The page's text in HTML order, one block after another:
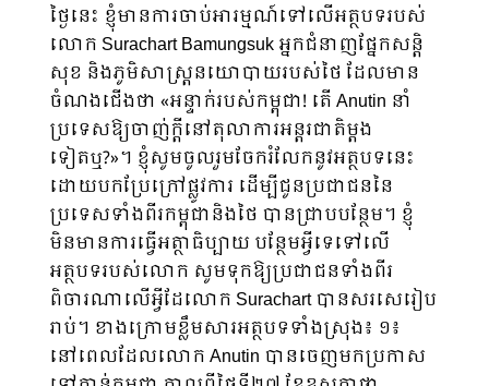
ថ្ងៃនេះ ខ្ញុំមានការចាប់អារម្មណ៍ទៅលើអត្ថបទរបស់
លោក Surachart Bamungsuk អ្នក​ជំនាញ​ផ្នែកសន្តិ
សុខ និងភូមិសាស្ត្រនយោបាយរបស់ថៃ ដែលមាន
ចំណងជើង​ថា «អន្ទាក់​របស់កម្ពុជា! តើ Anutin នាំ
ប្រទេសឱ្យចាញ់ក្តីនៅតុលាការអន្តរជាតិម្តង
ទៀតឬ?»។ ខ្ញុំសូម​ចូលរួមចែករំលែក​នូវ​អត្ថបទ​នេះ
ដោយបកប្រែក្រៅផ្លូវការ ដើម្បីជូនប្រជាជននៃ
ប្រទេស​ទាំងពីរ​កម្ពុជានិងថៃ បាន​ជ្រាប​បន្ថែម។ ខ្ញុំ
មិនមានការធ្វើអត្ថាធិប្បាយ បន្ថែមអ្វីទេទៅ​លើ
អត្ថបទ​របស់លោក សូមទុកឱ្យ​ប្រជា​ជនទាំងពីរ
ពិចារណាលើអ្វីដែលោក Surachart បានសរសេរៀប
រាប់។ ខាងក្រោមខ្លឹមសារអត្ថបទទាំងស្រុង៖ ១៖
នៅពេលដែលលោក Anutin បានចេញមកប្រកាស